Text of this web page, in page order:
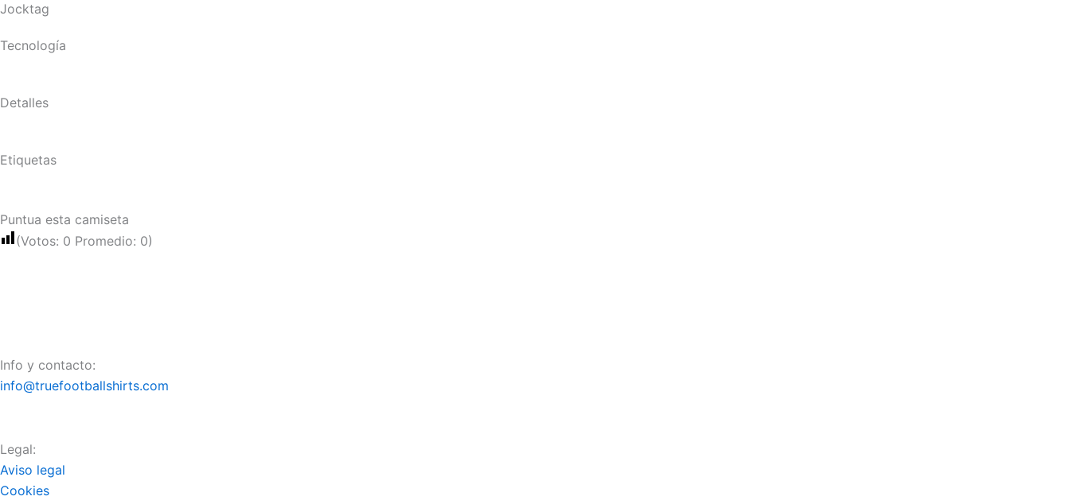
Jocktag
Tecnología
Detalles
Etiquetas
Puntua esta camiseta
(Votos: 0 Promedio: 0)
Info y contacto:
info@truefootballshirts.com
Legal:
Aviso legal
Cookies